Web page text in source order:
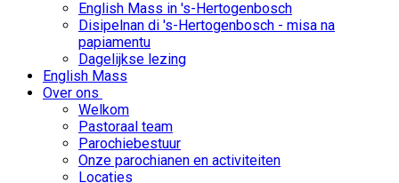
English Mass in 's-Hertogenbosch
Disipelnan di 's-Hertogenbosch - misa na
papiamentu
Dagelijkse lezing
English Mass
Over ons
Welkom
Pastoraal team
Parochiebestuur
Onze parochianen en activiteiten
Locaties